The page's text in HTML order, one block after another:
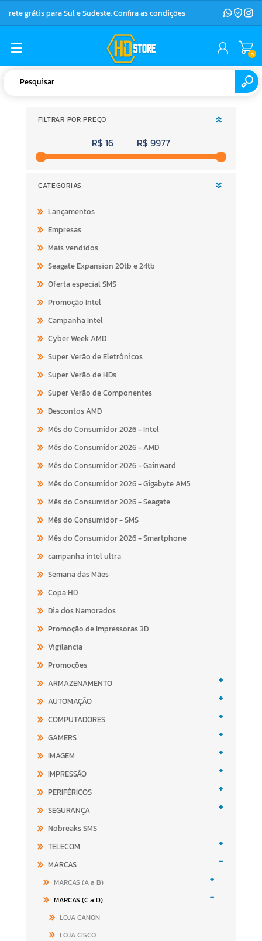
Frete grátis para Sul e Sudeste. Confira as condições
0
FILTRAR POR PREÇO
R$ 16 R$ 9977
CATEGORIAS
Lançamentos
Empresas
Mais vendidos
Seagate Expansion 20tb e 24tb
Oferta especial SMS
Promoção Intel
Campanha Intel
Cyber Week AMD
Super Verão de Eletrônicos
Super Verão de HDs
Super Verão de Componentes
Descontos AMD
Mês do Consumidor 2026 - Intel
Mês do Consumidor 2026 - AMD
Mês do Consumidor 2026 - Gainward
Mês do Consumidor 2026 - Gigabyte AM5
Mês do Consumidor 2026 - Seagate
Mês do Consumidor - SMS
Mês do Consumidor 2026 - Smartphone
campanha intel ultra
Semana das Mães
Copa HD
Dia dos Namorados
Promoção de Impressoras 3D
Vigilancia
Promoções
ARMAZENAMENTO
+
AUTOMAÇÃO +
COMPUTADORES +
GAMERS +
IMAGEM +
IMPRESSÃO +
PERIFÉRICOS +
SEGURANÇA +
Nobreaks SMS
TELECOM
+
MARCAS -
MARCAS (A a B) +
MARCAS (C a D) -
LOJA CANON
LOJA CISCO